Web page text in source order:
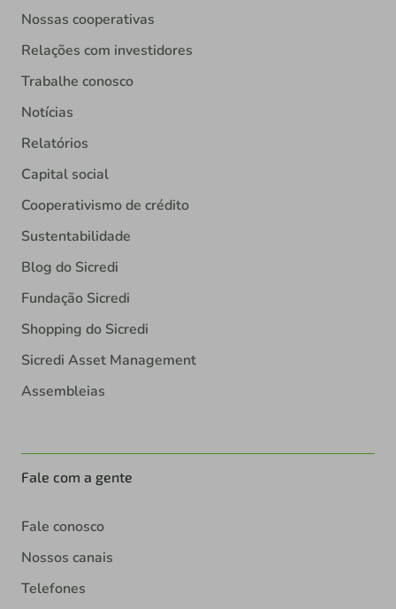
Nossas cooperativas
Relações com investidores
Trabalhe conosco
Notícias
Relatórios
Capital social
Cooperativismo de crédito
Sustentabilidade
Blog do Sicredi
Fundação Sicredi
Shopping do Sicredi
Sicredi Asset Management
Assembleias
Fale com a gente
Fale conosco
Nossos canais
Telefones